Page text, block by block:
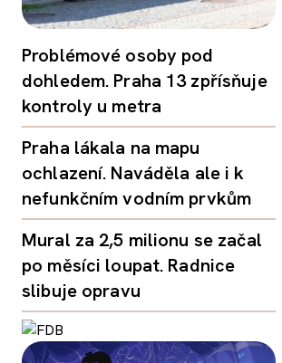
Problémové osoby pod
dohledem. Praha 13 zpřísňuje
kontroly u metra
Praha lákala na mapu
ochlazení. Naváděla ale i k
nefunkčním vodním prvkům
Mural za 2,5 milionu se začal
po měsíci loupat. Radnice
slibuje opravu